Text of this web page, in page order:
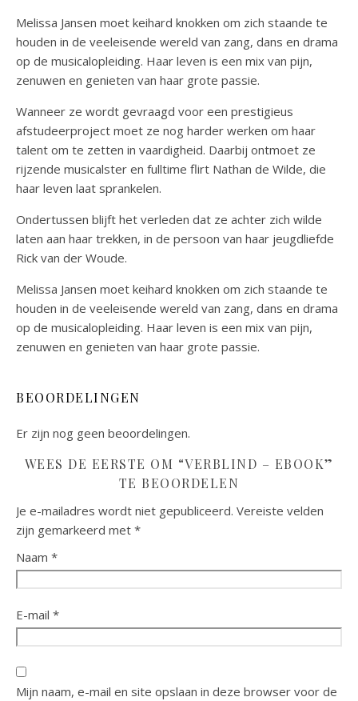
Melissa Jansen moet keihard knokken om zich staande te
houden in de veeleisende wereld van zang, dans en drama
op de musicalopleiding. Haar leven is een mix van pijn,
zenuwen en genieten van haar grote passie.
Wanneer ze wordt gevraagd voor een prestigieus
afstudeerproject moet ze nog harder werken om haar
talent om te zetten in vaardigheid. Daarbij ontmoet ze
rijzende musicalster en fulltime flirt Nathan de Wilde, die
haar leven laat sprankelen.
Ondertussen blijft het verleden dat ze achter zich wilde
laten aan haar trekken, in de persoon van haar jeugdliefde
Rick van der Woude.
Melissa Jansen moet keihard knokken om zich staande te
houden in de veeleisende wereld van zang, dans en drama
op de musicalopleiding. Haar leven is een mix van pijn,
zenuwen en genieten van haar grote passie.
BEOORDELINGEN
Er zijn nog geen beoordelingen.
WEES DE EERSTE OM “VERBLIND – EBOOK”
TE BEOORDELEN
Je e-mailadres wordt niet gepubliceerd. Vereiste velden
zijn gemarkeerd met *
Naam *
E-mail *
Mijn naam, e-mail en site opslaan in deze browser voor de